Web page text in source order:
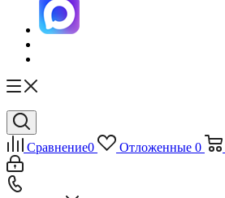
Сравнение0 Отложенные 0